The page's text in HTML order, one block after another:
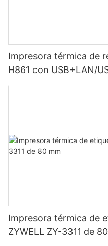
Impresora térmica de
H861 con USB+LAN/
Negra
Impresora térmica de
ZYWELL ZY-3311 de